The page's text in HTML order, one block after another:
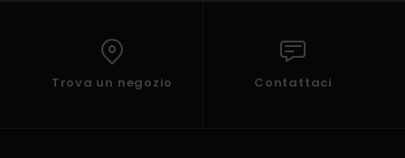
Trova un negozio Contattaci